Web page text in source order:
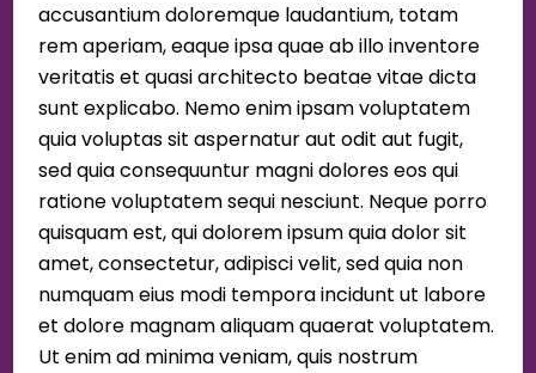
accusantium doloremque laudantium, totam
rem aperiam, eaque ipsa quae ab illo inventore
veritatis et quasi architecto beatae vitae dicta
sunt explicabo. Nemo enim ipsam voluptatem
quia voluptas sit aspernatur aut odit aut fugit,
sed quia consequuntur magni dolores eos qui
ratione voluptatem sequi nesciunt. Neque porro
quisquam est, qui dolorem ipsum quia dolor sit
amet, consectetur, adipisci velit, sed quia non
numquam eius modi tempora incidunt ut labore
et dolore magnam aliquam quaerat voluptatem.
Ut enim ad minima veniam, quis nostrum